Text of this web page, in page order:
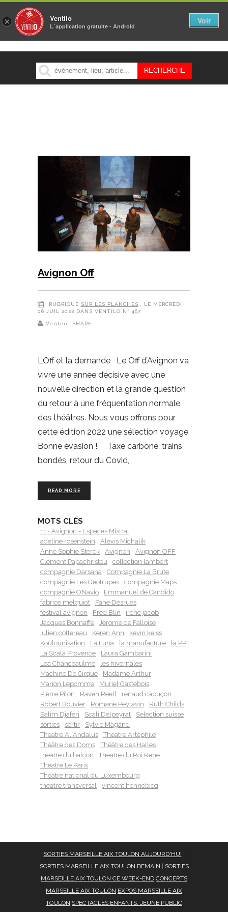
MENU
Avignon Off
RUBRIQUE SUR LES PLANCHES
, LE MERCREDI
06 JUIL 2022 DANS VENTILO N° 467
Ventilo SHARE
L’Off et la demande Le Off d’Avignon va
vivre une année décisive avec une
nouvelle direction et la grande question
du retour à une fréquentation normale
des théâtres. Nous vous offrons pour
cette édition 2022 une sélection voyage.
Bonne évasion ! Taxe carbone, trains
bondés, retour du Covid,
READ MORE
MOTS CLÉS
11 • Avignon - Espaces Mistral
adeline rosenstein
Alexis Michalik
Anne Sophie Sterck
Avignon
Avignon OFF
Clément Papachristou
collection lambert
compagnie Darsana
Compagnie La Brute
compagnie Les Geotrupes
compagnie Maps
compagnie ONavio
Emmanuel de Candido
fabrice melquiot
Fane Desrues
festival avignon
Fred Blin
irene jacob
Jacques Bonnaffe
Jerome de Falloise
julien cottereau
Keren Ann
kevin keiss
Koulounisation
La Luna la manufacture
la PP
La Scala Provence
Laura Gambarini
Lea Chanceaulme
les hivernales
Machine De Cirque
Madame Arthur
Manon Lepomme
Muriel Gastebois
Pierre Piton
Raven Reell
renaud capuçon
Robert Bouvier
Romane Peytavin
Ruth Childs
Salim Djaferi
Scali Delpeyrat
Selection suisse
sorties
sortir
Sylvie Magand
Theatre Al Andalus
Theatre Artéphile
Théâtre des Doms
Théâtre des Halles
theatre du balcon
Theatre du Roi Rene
Theatre Le Paris
Theatre national du Luxembourg
theatre transversal
vincent hennebicq
SORTIES MARSEILLE AIX TOULON AUJOURD'HUI
SORTIES MARSEILLE AIX TOULON DEMAIN
SORTIES
MARSEILLE AIX TOULON CE WEEK-END CONCERTS
MARSEILLE AIX TOULON EXPOS MARSEILLE AIX
TOULON SPECTACLES ENFANTS, JEUNE PUBLIC
× Ventilo
L´application gratuite - Android
Voir